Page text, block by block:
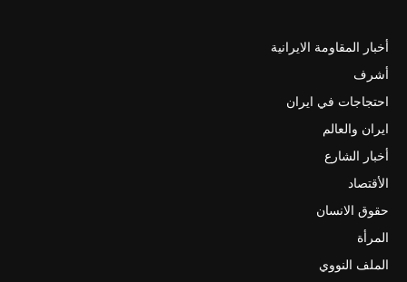
أخبار المقاومة الايرانية
أشرف
احتجاجات في ايران
ايران والعالم
أخبار الشارع
الأقتصاد
حقوق الانسان
المرأة
الملف النووي